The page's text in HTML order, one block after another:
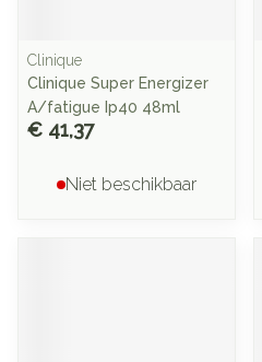
Clinique
Clinique Super Energizer
A/fatigue Ip40 48ml
€ 41,37
Niet beschikbaar